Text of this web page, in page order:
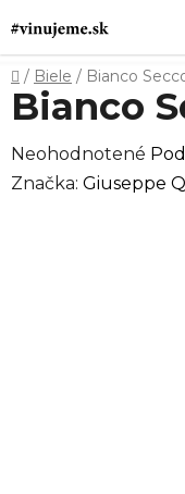
na
obsah
Domov
/ Biele / Bianco
Bianco
Priemerné
hodnotenie
Neohodnotené
Značka: Giuseppe